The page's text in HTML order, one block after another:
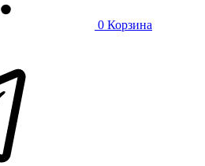
0 Корзина